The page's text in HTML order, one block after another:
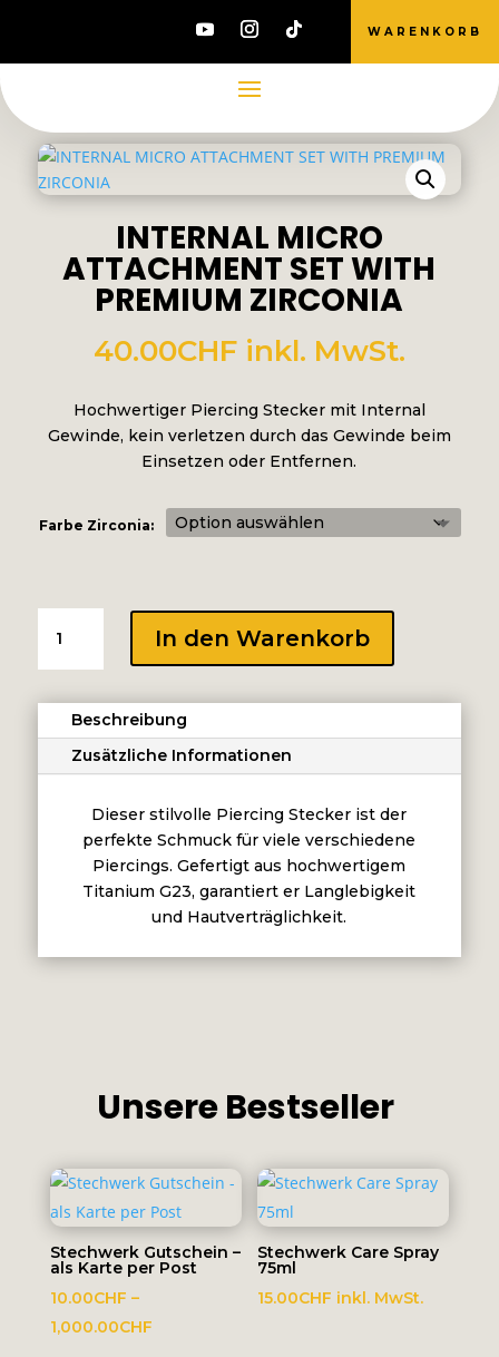
WARENKORB
INTERNAL MICRO
ATTACHMENT SET WITH
PREMIUM ZIRCONIA
40.00CHF inkl. MwSt.
Hochwertiger Piercing Stecker mit Internal
Gewinde, kein verletzen durch das Gewinde beim
Einsetzen oder Entfernen.
Farbe Zirconia:
MICRO
ATTACHMENT
WITH
PREMIUM
ZIRCONIA
In den Warenkorb
Beschreibung
Zusätzliche Informationen
Dieser stilvolle Piercing Stecker ist der
perfekte Schmuck für viele verschiedene
Piercings. Gefertigt aus hochwertigem
Titanium G23, garantiert er Langlebigkeit
und Hautverträglichkeit.
Unsere Bestseller
Stechwerk Gutschein –
als Karte per Post
10.00CHF –
1,000.00CHFPreisspanne:
Stechwerk Care Spray
75ml
15.00CHF inkl. MwSt.